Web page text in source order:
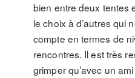
bien entre deux tentes
le choix à d’autres qui
compte en termes de
rencontres. Il est très
grimper qu’avec un